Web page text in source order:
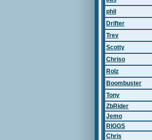
phil
Drifter
Trev
Scotty
Chriso
Rolz
Boombuster
Tony
ZbRider
Jemo
RIGGS
Chris